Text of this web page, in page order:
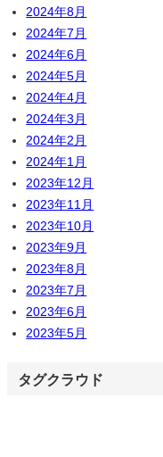
2024年8月
2024年7月
2024年6月
2024年5月
2024年4月
2024年3月
2024年2月
2024年1月
2023年12月
2023年11月
2023年10月
2023年9月
2023年8月
2023年7月
2023年6月
2023年5月
タグクラウド